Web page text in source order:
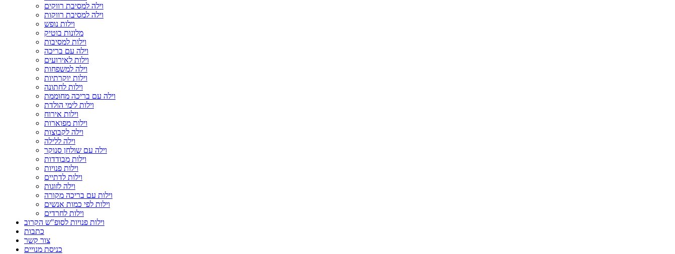
וילה למסיבת רווקים
וילה למסיבת רווקות
וילות נופש
מלונות בוטיק
וילות למסיבות
וילה עם בריכה
וילות לאירועים
וילה למשפחות
וילות יוקרתיות
וילות לחתונה
וילה עם בריכה מחוממת
וילות לימי הולדת
וילות אירוח
וילות מפוארות
וילה לקבוצות
וילה ללילה
וילה עם שולחן סנוקר
וילות מבודדות
וילות פנויות
וילות לדתיים
וילה לזוגות
וילות עם בריכה מקורה
וילות לפי כמות אנשים
וילות לחרדים
וילות פנויות לסופ"ש הקרוב
כתבות
צור קשר
כניסת מנויים